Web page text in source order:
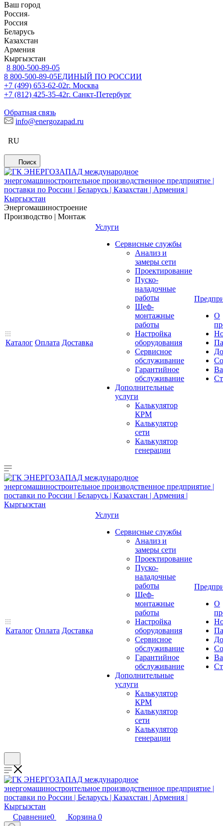
Ваш город
Россия
Россия
Беларусь
Казахстан
Армения
Кыргызстан
8 800-500-89-05
8 800-500-89-05ЕДИНЫЙ ПО РОССИИ
+7 (499) 653-62-02г. Москва
+7 (812) 425-35-42г. Санкт-Петербург
Обратная связь
info@energozapad.ru
RU
Поиск
Энергомашиностроение
Производство | Монтаж
Каталог Оплата Доставка
Услуги
Сервисные службы
Анализ и
замеры сети
Проектирование
Пуско-
наладочные
работы
Шеф-
монтажные
работы
Настройка
оборудования
Сервисное
обслуживание
Гарантийное
обслуживание
Дополнительные
услуги
Калькулятор
КРМ
Калькулятор
сети
Калькулятор
генерации
О
Каталог Оплата Доставка
Услуги
Сервисные службы
Анализ и
замеры сети
Проектирование
Пуско-
наладочные
работы
Шеф-
монтажные
работы
Настройка
оборудования
Сервисное
обслуживание
Гарантийное
обслуживание
Дополнительные
услуги
Калькулятор
КРМ
Калькулятор
сети
Калькулятор
генерации
О
Сравнение0 Корзина 0